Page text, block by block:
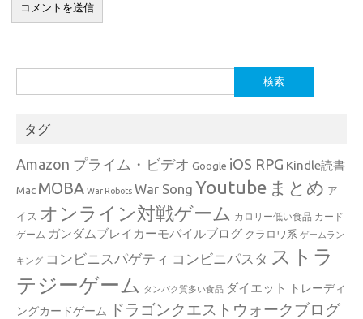
索:
タグ
Amazon プライム・ビデオ Google iOS RPG Kindle読書
Mac MOBA War Robots War Song Youtube まとめ ア
イス オンライン対戦ゲーム カロリー低い食品 カード
ゲーム ガンダムブレイカーモバイルブログ クラロワ系 ゲームラン
キング コンビニスパゲティ コンビニパスタ ストラ
テジーゲーム
タンパク質多い食品 ダイエット
トレーディ
ングカードゲーム
ドラゴンクエストウォークブログ